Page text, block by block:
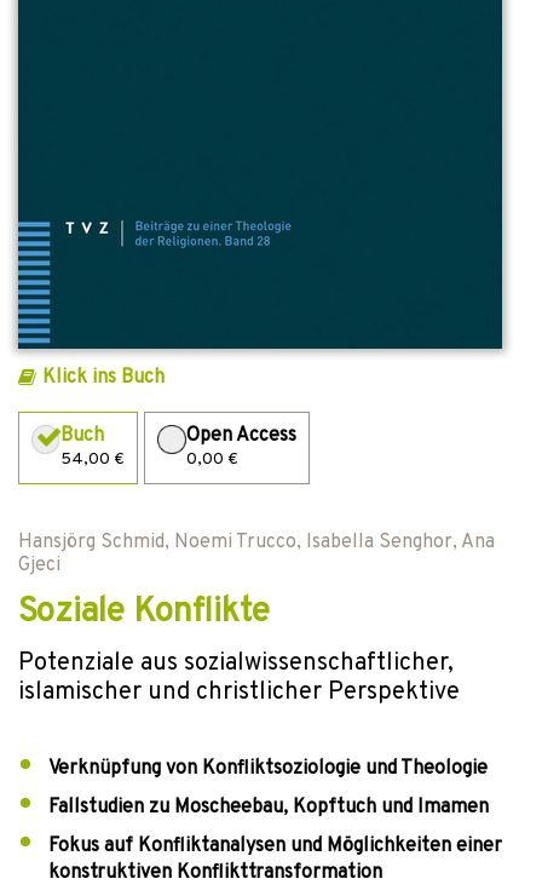
Klick ins Buch
Buch
54,00 €
Open Access
0,00 €
Hansjörg Schmid, Noemi Trucco, Isabella Senghor, Ana
Gjeci
Soziale Konflikte
Potenziale aus sozialwissenschaftlicher,
islamischer und christlicher Perspektive
Verknüpfung von Konfliktsoziologie und Theologie
Fallstudien zu Moscheebau, Kopftuch und Imamen
Fokus auf Konfliktanalysen und Möglichkeiten einer
konstruktiven Konflikttransformation